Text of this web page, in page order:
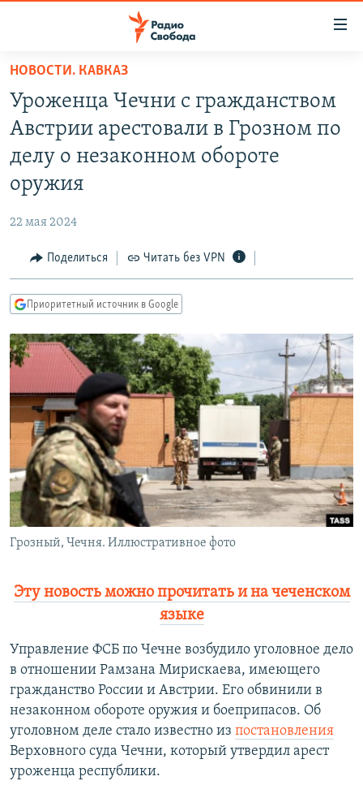
упрощенного
доступа
Вернуться
основному
содержанию
Вернутся
навигации
Вернутся
ПОДКАСТЫ
АВТОРСКИЕ ПРОЕКТЫ
IDEL.РЕАЛИИ
КАВКАЗ.РЕАЛИИ
СИБИРЬ.РЕАЛИИ
РАСПИСАНИЕ ВЕЩАНИЯ
ПОДПИШИТЕСЬ НА РАССЫЛКУ
СОЦИАЛЬНЫЕ СЕТИ
НОВОСТИ. КАВКАЗ
Уроженца Чечни с гражданством
Австрии арестовали в Грозном по
делу о незаконном обороте
оружия
22 мая 2024
Поделиться Читать без VPN
Приоритетный источник в Google
Грозный, Чечня. Иллюстративное фото
Эту новость можно прочитать и на чеченском
языке
Управление ФСБ по Чечне возбудило уголовное дело
в отношении Рамзана Мирискаева, имеющего
гражданство России и Австрии. Его обвинили в
незаконном обороте оружия и боеприпасов. Об
уголовном деле стало известно из постановления
Верховного суда Чечни, который утвердил арест
уроженца республики.